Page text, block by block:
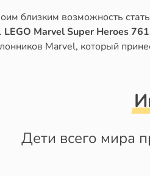
близким возможность
LEGO Marvel Super Heroes
Marvel, который
Дети всего мира